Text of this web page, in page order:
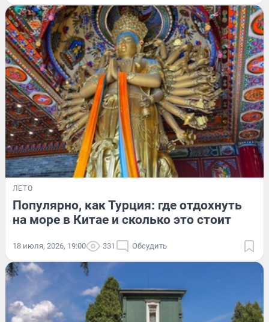
ЛЕТО
Популярно, как Турция: где отдохнуть
на море в Китае и сколько это стоит
18 июля, 2026, 19:00 331 Обсудить